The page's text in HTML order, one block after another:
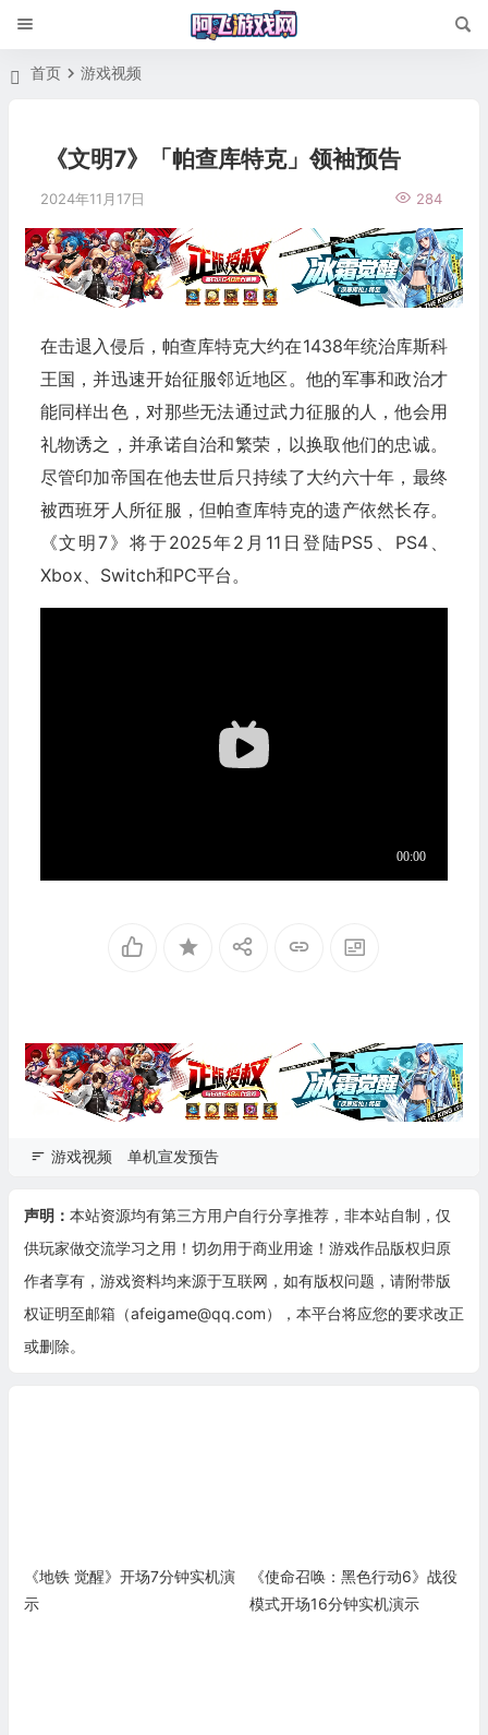
首页 游戏视频
《文明7》「帕查库特克」领袖预告
2024年11月17日 284
在击退入侵后，帕查库特克大约在1438年统治库斯科
王国，并迅速开始征服邻近地区。他的军事和政治才
能同样出色，对那些无法通过武力征服的人，他会用
礼物诱之，并承诺自治和繁荣，以换取他们的忠诚。
尽管印加帝国在他去世后只持续了大约六十年，最终
被西班牙人所征服，但帕查库特克的遗产依然长存。
《文明7》将于2025年2月11日登陆PS5、PS4、
Xbox、Switch和PC平台。
游戏视频 单机宣发预告
声明： 本站资源均有第三方用户自行分享推荐，非本站自制，仅
供玩家做交流学习之用！切勿用于商业用途！游戏作品版权归原
作者享有，游戏资料均来源于互联网，如有版权问题，请附带版
权证明至邮箱（afeigame@qq.com），本平台将应您的要求改正
或删除。
《地铁 觉醒》开场7分钟实机演
示
《使命召唤：黑色行动6》战役
模式开场16分钟实机演示